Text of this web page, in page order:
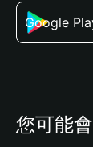
Google
您可能